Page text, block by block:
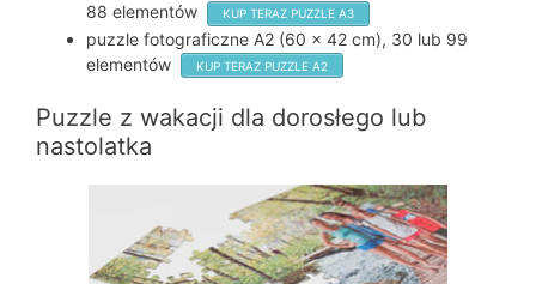
88 elementów
KUP TERAZ PUZZLE A3
puzzle fotograficzne A2 (60 x 42 cm), 30 lub 99
elementów
KUP TERAZ PUZZLE A2
Puzzle z wakacji dla dorosłego lub
nastolatka